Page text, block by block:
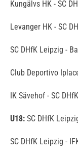
Kungälvs HK - SC
Levanger HK - SC
SC DHfK Leipzig -
Club Deportivo
IK Sävehof - SC
U18: SC DHfK
SC DHfK Leipzig -